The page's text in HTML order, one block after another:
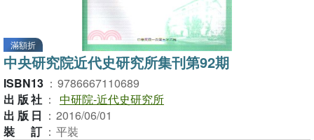
滿額折
中央研究院近代史研究所集刊第92期
ISBN13 ： 9786667110689
出版社 ： 中研院-近代史研究所
出版日 ： 2016/06/01
裝訂 ： 平裝